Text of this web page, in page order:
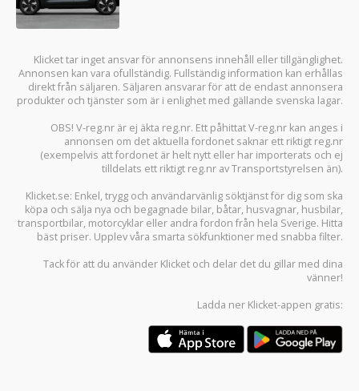
Klicket tar inget ansvar för annonsens innehåll eller tillgänglighet.
Annonsen kan vara ofullständig. Fullständig information kan erhållas
direkt från säljaren. Säljaren ansvarar för att de endast annonsera
produkter och tjänster som är i enlighet med gällande svenska lagar.
OBS! V-reg.nr är ej äkta reg.nr. Ett påhittat V-reg.nr kan anges i
annonsen om det aktuella fordonet saknar ett riktigt reg.nr
(exempelvis att fordonet är helt nytt eller har importerats och ej
tilldelats ett riktigt reg.nr av Transportstyrelsen än).
Klicket.se: Enkel, trygg och användarvänlig söktjänst för dig som ska
köpa och sälja nya och begagnade bilar, båtar, husvagnar, husbilar,
transportbilar, motorcyklar eller andra fordon från hela Sverige. Hitta
bäst priser. Upplev våra smarta sökfunktioner med snabba filter.
Tack för att du använder Klicket och delar det du gillar med dina
vänner!
Ladda ner Klicket-appen gratis: